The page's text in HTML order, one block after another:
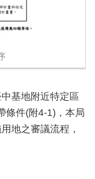
基地附近特定區
條件(附4-1)，本局
地之審議流程，